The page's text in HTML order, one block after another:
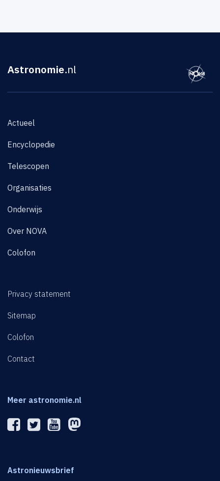
Astronomie.nl
Actueel
Encyclopedie
Telescopen
Organisaties
Onderwijs
Over NOVA
Colofon
Privacy statement
Sitemap
Colofon
Contact
Meer astronomie.nl
Astronieuwsbrief